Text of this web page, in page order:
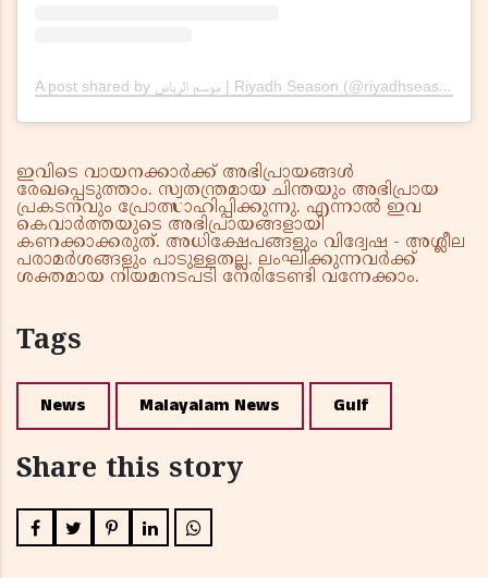
A post shared by موسم الرياض | Riyadh Season (@riyadhseason)
ഇവിടെ വായനക്കാർക്ക് അഭിപ്രായങ്ങൾ
രേഖപ്പെടുത്താം. സ്വതന്ത്രമായ ചിന്തയും അഭിപ്രായ
പ്രകടനവും പ്രോത്സാഹിപ്പിക്കുന്നു. എന്നാൽ ഇവ
കെവാർത്തയുടെ അഭിപ്രായങ്ങളായി
കണക്കാക്കരുത്. അധിക്ഷേപങ്ങളും വിദ്വേഷ - അശ്ലീല
പരാമർശങ്ങളും പാടുള്ളതല്ല. ലംഘിക്കുന്നവർക്ക്
ശക്തമായ നിയമനടപടി നേരിടേണ്ടി വന്നേക്കാം.
Tags
News Malayalam News Gulf
Share this story